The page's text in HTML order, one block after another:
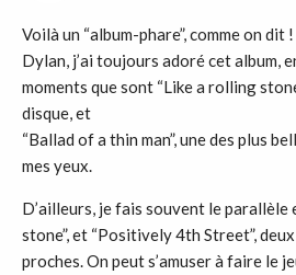
Voilà un “album-phare”, comme on dit
Dylan, j’ai toujours adoré cet album,
moments que sont “Like a rolling
disque, et
“Ballad of a thin man”, une des plus
mes yeux.
D’ailleurs, je fais souvent le parallèle
stone”, et “Positively 4th Street”,
proches. On peut s’amuser à faire le